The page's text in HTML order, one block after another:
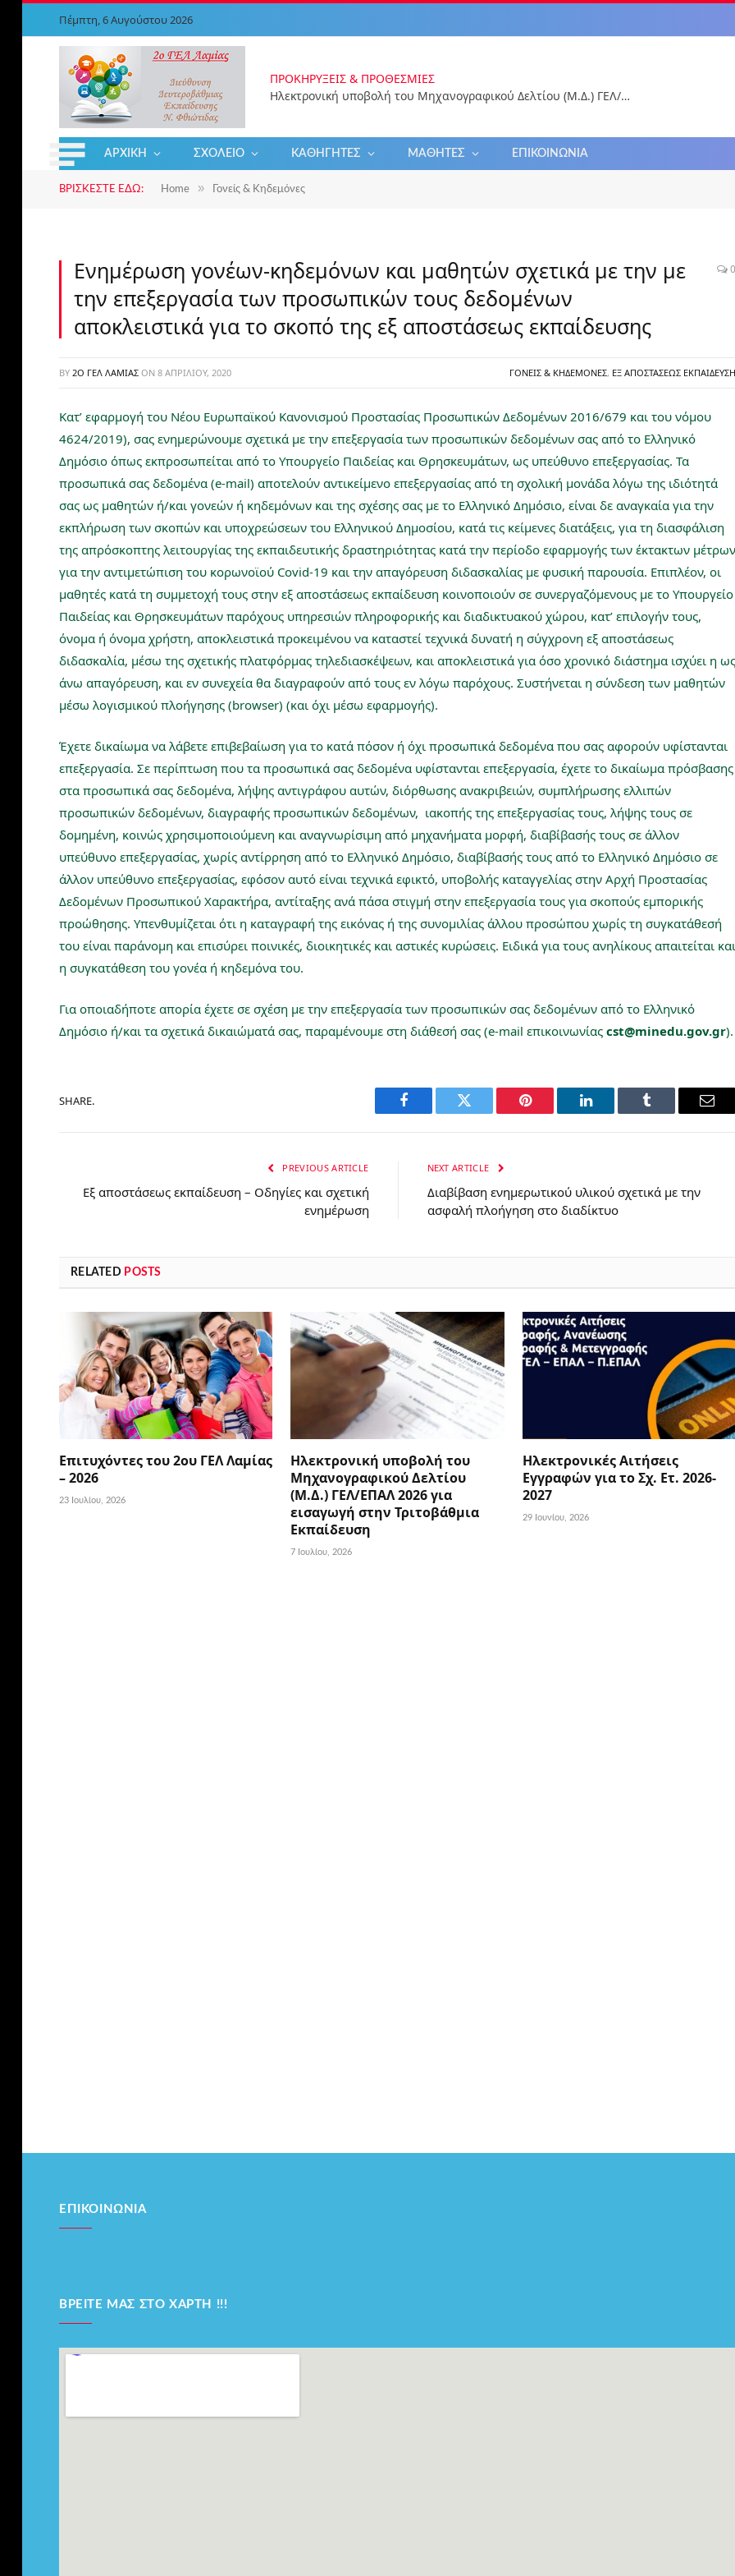
Πέμπτη, 6 Αυγούστου 2026
ΠΡΟΚΗΡΎΞΕΙΣ & ΠΡΟΘΕΣΜΊΕΣ
Ηλεκτρονική υποβολή του Μηχανογραφικού Δελτίου (Μ.Δ.) ΓΕΛ/ΕΠΑΛ 2026 για εισαγωγή στην Τριτοβάθμια Εκπαίδευση
ΑΡΧΙΚΉ ΣΧΟΛΕΊΟ ΚΑΘΗΓΗΤΈΣ ΜΑΘΗΤΈΣ ΕΠΙΚΟΙΝΩΝΊΑ
ΒΡΊΣΚΕΣΤΕ ΕΔΏ: Home » Γονείς & Κηδεμόνες
Ενημέρωση γονέων-κηδεμόνων και μαθητών σχετικά με την με
την επεξεργασία των προσωπικών τους δεδομένων
αποκλειστικά για το σκοπό της εξ αποστάσεως εκπαίδευσης
0
BY 2Ο ΓΕΛ ΛΑΜΊΑΣ ON 8 ΑΠΡΙΛΊΟΥ, 2020 ΓΟΝΕΊΣ & ΚΗΔΕΜΌΝΕΣ, ΕΞ ΑΠΟΣΤΆΣΕΩΣ ΕΚΠΑΊΔΕΥΣΗ
Κατ’ εφαρμογή του Νέου Ευρωπαϊκού Κανονισμού Προστασίας Προσωπικών Δεδομένων 2016/679 και του νόμου
4624/2019), σας ενημερώνουμε σχετικά με την επεξεργασία των προσωπικών δεδομένων σας από το Ελληνικό
Δημόσιο όπως εκπροσωπείται από το Υπουργείο Παιδείας και Θρησκευμάτων, ως υπεύθυνο επεξεργασίας. Τα
προσωπικά σας δεδομένα (e-mail) αποτελούν αντικείμενο επεξεργασίας από τη σχολική μονάδα λόγω της ιδιότητά
σας ως μαθητών ή/και γονεών ή κηδεμόνων και της σχέσης σας με το Ελληνικό Δημόσιο, είναι δε αναγκαία για την
εκπλήρωση των σκοπών και υποχρεώσεων του Ελληνικού Δημοσίου, κατά τις κείμενες διατάξεις, για τη διασφάλιση
της απρόσκοπτης λειτουργίας της εκπαιδευτικής δραστηριότητας κατά την περίοδο εφαρμογής των έκτακτων μέτρων
για την αντιμετώπιση του κορωνοϊού Covid-19 και την απαγόρευση διδασκαλίας με φυσική παρουσία. Επιπλέον, οι
μαθητές κατά τη συμμετοχή τους στην εξ αποστάσεως εκπαίδευση κοινοποιούν σε συνεργαζόμενους με το Υπουργείο
Παιδείας και Θρησκευμάτων παρόχους υπηρεσιών πληροφορικής και διαδικτυακού χώρου, κατ’ επιλογήν τους,
όνομα ή όνομα χρήστη, αποκλειστικά προκειμένου να καταστεί τεχνικά δυνατή η σύγχρονη εξ αποστάσεως
διδασκαλία, μέσω της σχετικής πλατφόρμας τηλεδιασκέψεων, και αποκλειστικά για όσο χρονικό διάστημα ισχύει η ως
άνω απαγόρευση, και εν συνεχεία θα διαγραφούν από τους εν λόγω παρόχους. Συστήνεται η σύνδεση των μαθητών
μέσω λογισμικού πλοήγησης (browser) (και όχι μέσω εφαρμογής).
Έχετε δικαίωμα να λάβετε επιβεβαίωση για το κατά πόσον ή όχι προσωπικά δεδομένα που σας αφορούν υφίστανται
επεξεργασία. Σε περίπτωση που τα προσωπικά σας δεδομένα υφίστανται επεξεργασία, έχετε το δικαίωμα πρόσβασης
στα προσωπικά σας δεδομένα, λήψης αντιγράφου αυτών, διόρθωσης ανακριβειών, συμπλήρωσης ελλιπών
προσωπικών δεδομένων, διαγραφής προσωπικών δεδομένων, ιακοπής της επεξεργασίας τους, λήψης τους σε
δομημένη, κοινώς χρησιμοποιούμενη και αναγνωρίσιμη από μηχανήματα μορφή, διαβίβασής τους σε άλλον
υπεύθυνο επεξεργασίας, χωρίς αντίρρηση από το Ελληνικό Δημόσιο, διαβίβασής τους από το Ελληνικό Δημόσιο σε
άλλον υπεύθυνο επεξεργασίας, εφόσον αυτό είναι τεχνικά εφικτό, υποβολής καταγγελίας στην Αρχή Προστασίας
Δεδομένων Προσωπικού Χαρακτήρα, αντίταξης ανά πάσα στιγμή στην επεξεργασία τους για σκοπούς εμπορικής
προώθησης. Υπενθυμίζεται ότι η καταγραφή της εικόνας ή της συνομιλίας άλλου προσώπου χωρίς τη συγκατάθεσή
του είναι παράνομη και επισύρει ποινικές, διοικητικές και αστικές κυρώσεις. Ειδικά για τους ανηλίκους απαιτείται και
η συγκατάθεση του γονέα ή κηδεμόνα του.
Για οποιαδήποτε απορία έχετε σε σχέση με την επεξεργασία των προσωπικών σας δεδομένων από το Ελληνικό
Δημόσιο ή/και τα σχετικά δικαιώματά σας, παραμένουμε στη διάθεσή σας (e-mail επικοινωνίας cst@minedu.gov.gr).
SHARE.
Facebook Twitter Pinterest LinkedIn Tumblr
PREVIOUS ARTICLE
Εξ αποστάσεως εκπαίδευση – Οδηγίες και σχετική
ενημέρωση
NEXT ARTICLE
Διαβίβαση ενημερωτικού υλικού σχετικά με την
ασφαλή πλοήγηση στο διαδίκτυο
RELATED POSTS
Επιτυχόντες του 2ου ΓΕΛ Λαμίας
– 2026
23 Ιουλίου, 2026
Ηλεκτρονική υποβολή του
Μηχανογραφικού Δελτίου
(Μ.Δ.) ΓΕΛ/ΕΠΑΛ 2026 για
εισαγωγή στην Τριτοβάθμια
Εκπαίδευση
7 Ιουλίου, 2026
Ηλεκτρονικές Αιτήσεις
Εγγραφών για το Σχ. Ετ. 2026-
2027
29 Ιουνίου, 2026
ΕΠΙΚΟΙΝΩΝΊΑ
ΒΡΕΊΤΕ ΜΑΣ ΣΤΟ ΧΆΡΤΗ !!!